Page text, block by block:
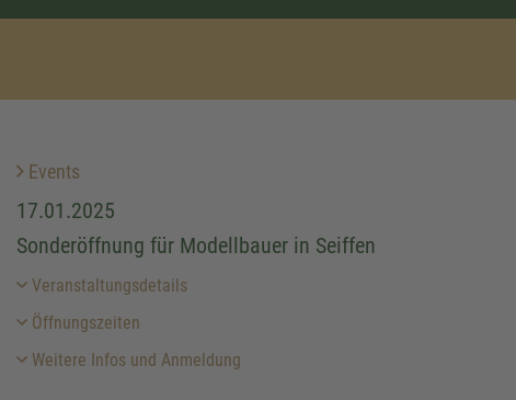
Events
17.01.2025
Sonderöffnung für Modellbauer in Seiffen
Veranstaltungsdetails
Öffnungszeiten
Weitere Infos und Anmeldung